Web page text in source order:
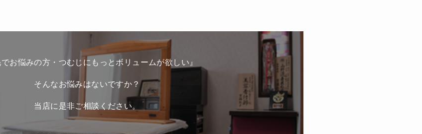
でお悩みの方・つむじにもっとボリュームが欲しい』
そんなお悩みはないですか？
当店に是非ご相談ください。